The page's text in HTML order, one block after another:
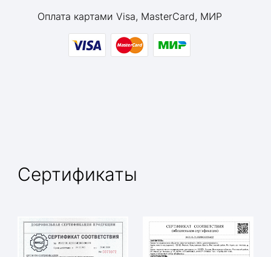
Оплата картами Visa, MasterCard, МИР
Сертификаты